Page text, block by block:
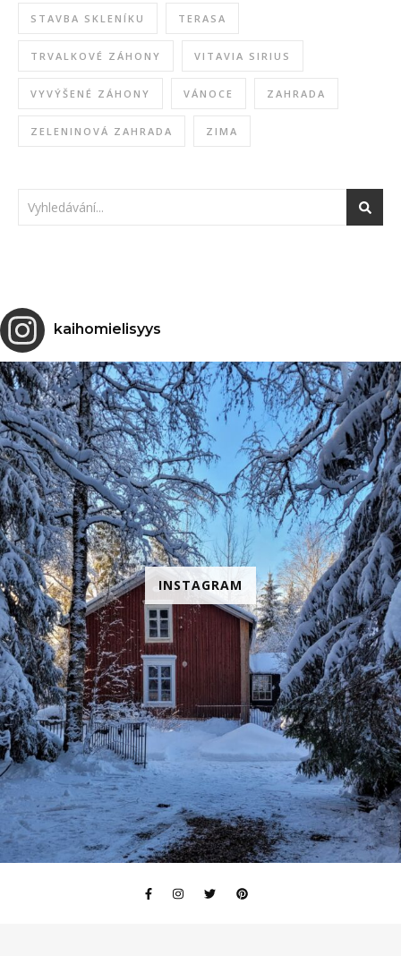
STAVBA SKLENÍKU TERASA
TRVALKOVÉ ZÁHONY VITAVIA SIRIUS
VYVÝŠENÉ ZÁHONY VÁNOCE ZAHRADA
ZELENINOVÁ ZAHRADA ZIMA
INSTAGRAM
kaihomielisyys